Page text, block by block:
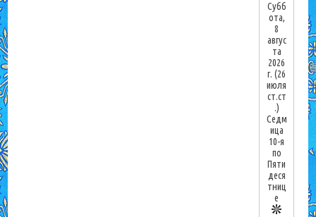
Субб
ота,
8
авгус
та
2026
г.(26
июля
ст.ст
.)
Седм
ица
10-я
по
Пяти
деся
тниц
е